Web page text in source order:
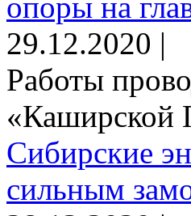
опоры на
29.12.2020 |
Работы
«Каширской
Сибирские
сильным